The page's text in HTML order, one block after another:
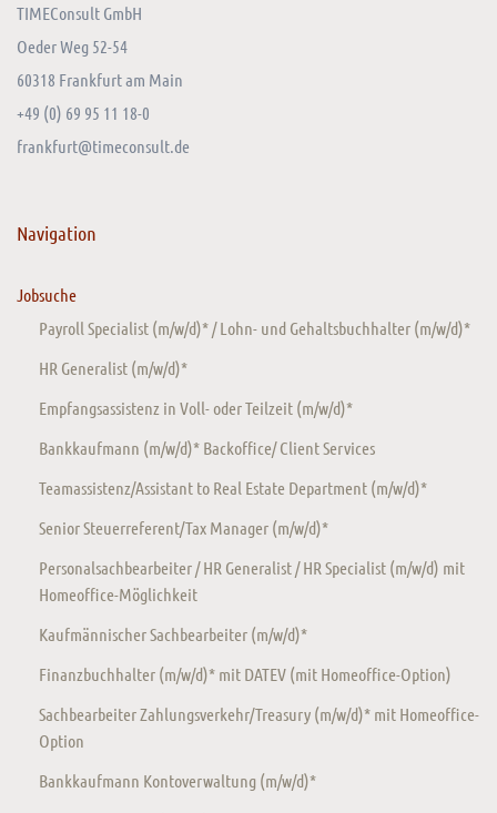
TIMEConsult GmbH
Oeder Weg 52-54
60318 Frankfurt am Main
+49 (0) 69 95 11 18-0
frankfurt@timeconsult.de
Navigation
Jobsuche
Payroll Specialist (m/w/d)* / Lohn- und Gehaltsbuchhalter (m/w/d)*
HR Generalist (m/w/d)*
Empfangsassistenz in Voll- oder Teilzeit (m/w/d)*
Bankkaufmann (m/w/d)* Backoffice/ Client Services
Teamassistenz/Assistant to Real Estate Department (m/w/d)*
Senior Steuerreferent/Tax Manager (m/w/d)*
Personalsachbearbeiter / HR Generalist / HR Specialist (m/w/d) mit
Homeoffice-Möglichkeit
Kaufmännischer Sachbearbeiter (m/w/d)*
Finanzbuchhalter (m/w/d)* mit DATEV (mit Homeoffice-Option)
Sachbearbeiter Zahlungsverkehr/Treasury (m/w/d)* mit Homeoffice-
Option
Bankkaufmann Kontoverwaltung (m/w/d)*